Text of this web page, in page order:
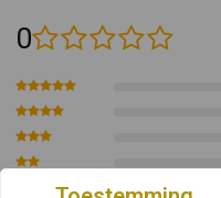
Stretch HYDRADRY™
vochtafvoerende chassis is
impactbeschermers en
vezels
0